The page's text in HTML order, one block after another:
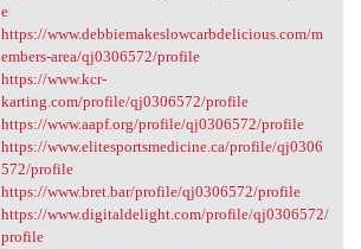
e
https://www.debbiemakeslowcarbdelicious.com/m
embers-area/qj0306572/profile
https://www.kcr-
karting.com/profile/qj0306572/profile
https://www.aapf.org/profile/qj0306572/profile
https://www.elitesportsmedicine.ca/profile/qj0306
572/profile
https://www.bret.bar/profile/qj0306572/profile
https://www.digitaldelight.com/profile/qj0306572/
profile